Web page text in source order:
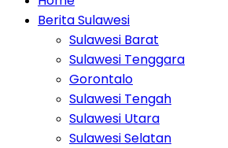
Berita Sulawesi
Sulawesi Barat
Sulawesi Tenggara
Gorontalo
Sulawesi Tengah
Sulawesi Utara
Sulawesi Selatan